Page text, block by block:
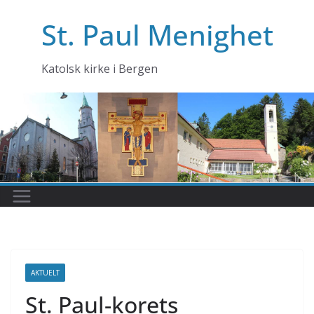
St. Paul Menighet
Katolsk kirke i Bergen
AKTUELT
St. Paul-korets